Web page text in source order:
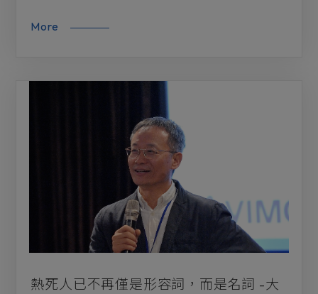
More
熱死人已不再僅是形容詞，而是名詞 -大